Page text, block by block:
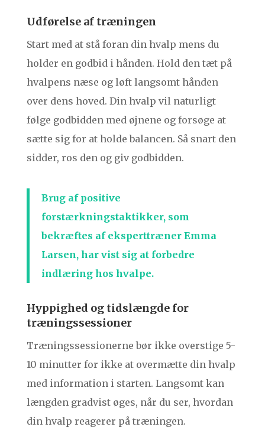
Udførelse af træningen
Start med at stå foran din hvalp mens du
holder en godbid i hånden. Hold den tæt på
hvalpens næse og løft langsomt hånden
over dens hoved. Din hvalp vil naturligt
følge godbidden med øjnene og forsøge at
sætte sig for at holde balancen. Så snart den
sidder, ros den og giv godbidden.
Brug af positive
forstærkningstaktikker, som
bekræftes af eksperttræner Emma
Larsen, har vist sig at forbedre
indlæring hos hvalpe.
Hyppighed og tidslængde for
træningssessioner
Træningssessionerne bør ikke overstige 5-
10 minutter for ikke at overmætte din hvalp
med information i starten. Langsomt kan
længden gradvist øges, når du ser, hvordan
din hvalp reagerer på træningen.